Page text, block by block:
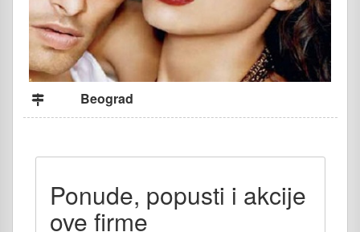
Beograd
Ponude, popusti i akcije
ove firme